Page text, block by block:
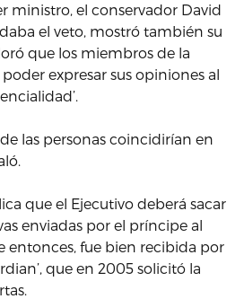
ministro, el conservador David
el veto, mostró también su
que los miembros de la
expresar sus opiniones al
las personas coincidirían en
que el Ejecutivo deberá sacar
enviadas por el príncipe al
entonces, fue bien recibida por
que en 2005 solicitó la